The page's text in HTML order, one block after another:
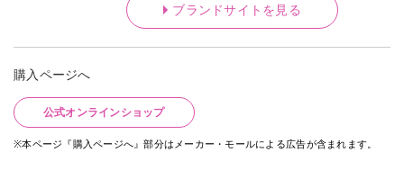
ブランドサイトを見る
購入ページへ
公式オンラインショップ
※本ページ『購入ページへ』部分はメーカー・モールによる広告が含まれます。